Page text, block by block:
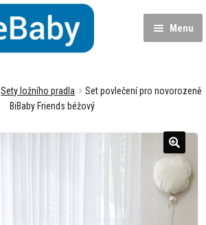
Menu
menu
Sety ložního pradla
Set povlečení pro novorozeně
BiBaby Friends béžový